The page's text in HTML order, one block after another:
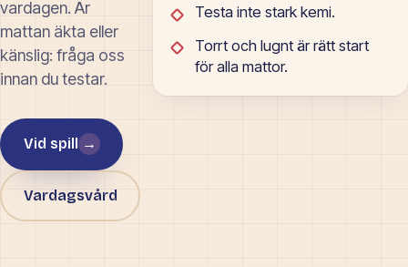
vardagen. Är
mattan äkta eller
känslig: fråga oss
innan du testar.
Vid spill →
Vardagsvård
Testa inte stark kemi.
Torrt och lugnt är rätt start
för alla mattor.